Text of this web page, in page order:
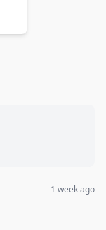
1 week ago